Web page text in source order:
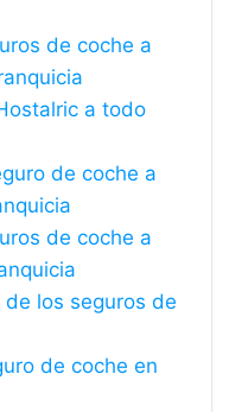
de coche a
a todo
de coche a
de coche a
los seguros de
de coche en